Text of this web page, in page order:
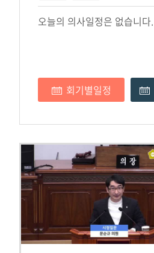
오늘의 의사일정은 없습니다.
회기별일정